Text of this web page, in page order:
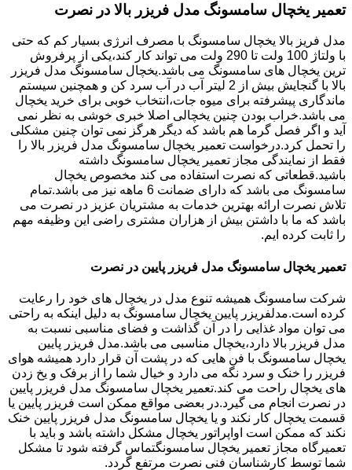
تعمیر یخچال سامسونگ مدل فریزر بالا در نصرت
مدل فریز بالا یخچال سامسونگ با مصرف انرژی بسیار کم که حتی
با ولتاژ 100 ولت تا 290 ولت می تواند کار کند،یکی از پرفروش
ترین یخچال های سامسونگ می باشد.یخچال سامسونگ مدل فریزر
بالا با گنجایش بیش از 2 لیتر آب در آب سرد کن و همچنین سیستم
ماندگاری پیشرفته برای میوه جات،انتخاب خوبی برای خرید یخچال
می باشد.خراب بودن چنین یخچالی اصلا خبری خوشی به نظر نمی
آید و اگر فصل گرما هم باشد که دیگر هرگز نمی توان چنین مشکلی
را تحمل کرد.درخواست تعمیر یخچال سامسونگ مدل فریزر بالا را
فقط از نمایندگی مجاز تعمیر یخچال سامسونگ داشته
باشید.قطعاتی که نصرت استفاده می کند مخصوص یخچال
سامسونگ می باشد که دارای ضمانت 6 ماهه نیز می باشد.تمام
تلاش نصرت ارائه بهترین خدمات به مشتریان عزیز در نصرت می
باشد که ما با داشتن بیش از هزاران مشتری راضی این وظیفه مهم
را ثابت کرده ایم.
تعمیر یخچال سامسونگ مدل فریزر پایین در نصرت
شرکت سامسونگ همیشه تنوع مدل در یخچال های خود را رعایت
کرده است.مدلفریزر پایین یخچال سامسونگ به دلیل اینکه به راحتی
می توان مواد غذایی را در آن گذاشت و فضای مناسبی نسبت به
مدل فریزر بالا دارد،یخچال مناسبی می باشد.مدل فریزر پایین
یخچال سامسونگ با فن هایی که در پشت آن قرار دارد همیشه هوای
فریزر را خنک و سرد نگه می دارد و خیال شما را از برفک و یخ زدن
های یخچال راحت می کند.تعمیر یخچال سامسونگ مدل فریزر پایین
در نصرت انجام می گیرد.در بعضی مواقع ممکن است فریزر پایین یا
قسمت یخچال کار نکند و یا یخچال سامسونگ مدل فریزر پایین خنک
نکند که ممکن است اواپراتور یخچال مشکل داشته باشد و باید با
تعمیرگاه مجاز تعمیر یخچال سامسونگتماس گرفته شود تا مشکل
شما توسط کارشناسان فنی نصرت مرتفع گردد.